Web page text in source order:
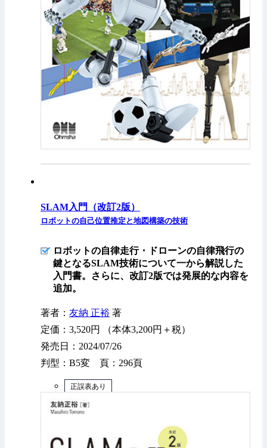
SLAM入門（改訂2版）
ロボットの自己位置推定と地図構築の技術
ロボットの自律走行・ドローンの自律飛行の
鍵となるSLAM技術について一から解説した
入門書。さらに、改訂2版では発展的な内容を
追加。
著者： 友納 正裕 著
定価：3,520円 （本体3,200円＋税）
発売日：2024/07/26
判型：B5変 頁：296頁
正誤表あり